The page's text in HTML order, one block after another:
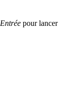
Entrée pour lancer